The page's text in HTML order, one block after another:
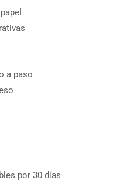
a paso
por 30 días